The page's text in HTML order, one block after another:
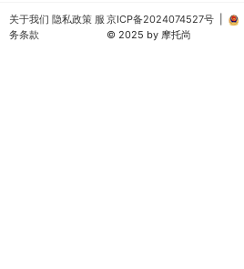
关于我们 隐私政策 服
务条款
京ICP备2024074527号|
© 2025 by 摩托尚